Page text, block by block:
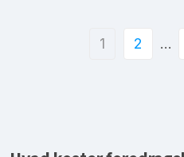
1 2 …